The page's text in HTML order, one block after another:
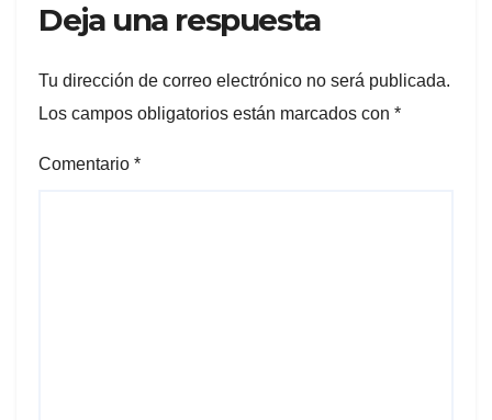
Deja una respuesta
Tu dirección de correo electrónico no será publicada.
Los campos obligatorios están marcados con *
Comentario *